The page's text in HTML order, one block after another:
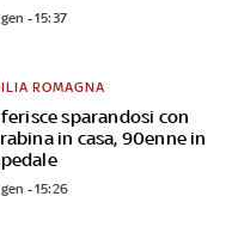
- 15:37
sparandosi con
in casa, 90enne in
ROMAGNA
- 15:26